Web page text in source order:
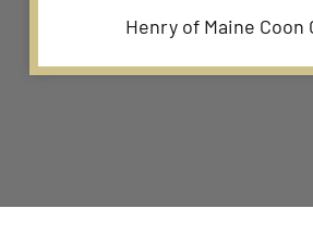
Henry of Maine Coon